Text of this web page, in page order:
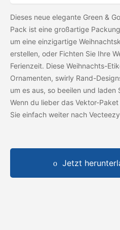
Dieses neue elegante Green &
Pack ist eine großartige
um eine einzigartige
erstellen, oder Fichten Sie Ihre
Ferienzeit. Diese Weihnachts-
Ornamenten, swirly Rand-
um es aus, so beeilen und laden
Wenn du lieber das Vektor-
Sie einfach weiter nach
Jetzt